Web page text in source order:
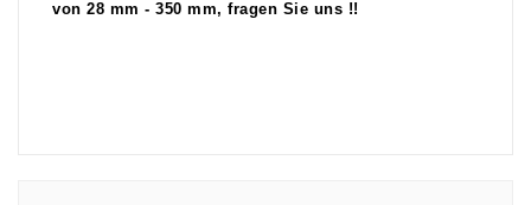
von 28 mm - 350 mm, fragen Sie uns !!